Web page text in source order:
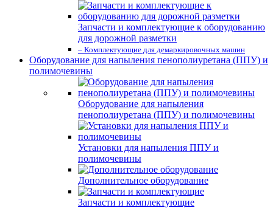
Запчасти и комплектующие к оборудованию
для дорожной разметки
– Комплектующие для демаркировочных машин
Оборудование для напыления пенополиуретана (ППУ) и
полимочевины
Оборудование для напыления
пенополиуретана (ППУ) и полимочевины
Установки для напыления ППУ и
полимочевины
Дополнительное оборудование
Запчасти и комплектующие